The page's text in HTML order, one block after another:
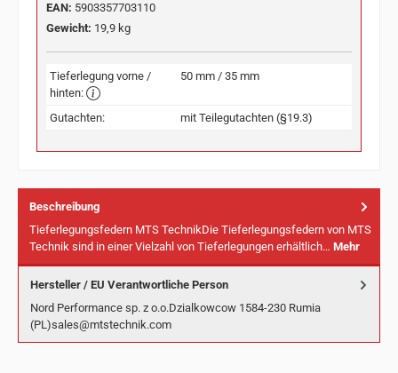
EAN: 5903357703110
Gewicht: 19,9 kg
Tieferlegung vorne /
hinten:
50 mm / 35 mm
Gutachten: mit Teilegutachten (§19.3)
Beschreibung
Tieferlegungsfedern MTS TechnikDie Tieferlegungsfedern von MTS
Technik sind in einer Vielzahl von Tieferlegungen erhältlich… Mehr
Hersteller / EU Verantwortliche Person
Nord Performance sp. z o.o.Dzialkowcow 1584-230 Rumia
(PL)sales@mtstechnik.com